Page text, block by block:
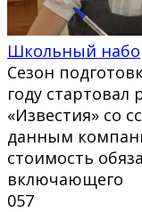
Школьный
Сезон
году
«Известия» со
данным
стоимость
включающего
057